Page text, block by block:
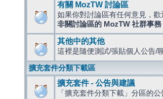
有關 MozTW 討論區
如果你對討論區有任何意見，
非關討論區的 MozTW 社群事
其他中的其他
這裡是隨便測試/張貼個人公告/
擴充套件分類下載區
擴充套件 - 公告與建議
「擴充套件分類下載」分區的